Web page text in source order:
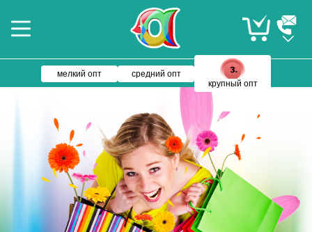
мелкий опт
средний опт
крупный опт